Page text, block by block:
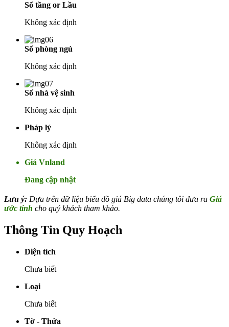
Số tầng or Lầu
Không xác định
Số phòng ngủ
Không xác định
Số nhà vệ sinh
Không xác định
Pháp lý
Không xác định
Giá Vnland
Đang cập nhật
Lưu ý: Dựa trên dữ liệu biểu đồ giá Big data chúng tôi đưa ra Giá
ước tính cho quý khách tham khảo.
Thông Tin Quy Hoạch
Diện tích
Chưa biết
Loại
Chưa biết
Tờ - Thửa